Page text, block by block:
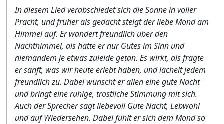
In diesem Lied verabschiedet sich die Sonne in voller
Pracht, und früher als gedacht steigt der liebe Mond am
Himmel auf. Er wandert freundlich über den
Nachthimmel, als hätte er nur Gutes im Sinn und
niemandem je etwas zuleide getan. Es wirkt, als fragte
er sanft, was wir heute erlebt haben, und lächelt jedem
freundlich zu. Dabei wünscht er allen eine gute Nacht
und bringt eine ruhige, tröstliche Stimmung mit sich.
Auch der Sprecher sagt liebevoll Gute Nacht, Lebwohl
und auf Wiedersehen. Dabei fühlt er sich dem Mond so